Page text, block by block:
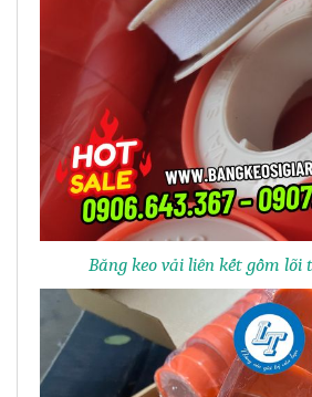
Băng keo vải liên kết gồm lõi